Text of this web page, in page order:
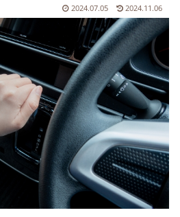
2024.07.05 2024.11.06